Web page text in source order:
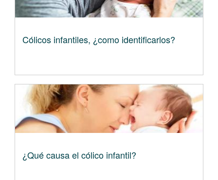
Cólicos infantiles, ¿como identificarlos?
¿Qué causa el cólico infantil?